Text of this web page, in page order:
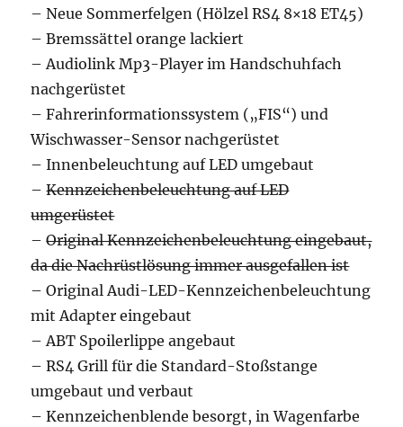
– Neue Sommerfelgen (Hölzel RS4 8×18 ET45)
– Bremssättel orange lackiert
– Audiolink Mp3-Player im Handschuhfach
nachgerüstet
– Fahrerinformationssystem („FIS“) und
Wischwasser-Sensor nachgerüstet
– Innenbeleuchtung auf LED umgebaut
–Kennzeichenbeleuchtung auf LED
umgerüstet
–Original Kennzeichenbeleuchtung eingebaut,
da die Nachrüstlösung immer ausgefallen ist
– Original Audi-LED-Kennzeichenbeleuchtung
mit Adapter eingebaut
– ABT Spoilerlippe angebaut
– RS4 Grill für die Standard-Stoßstange
umgebaut und verbaut
– Kennzeichenblende besorgt, in Wagenfarbe